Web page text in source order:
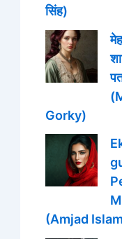
सिंह)
Gorky)
(Amjad